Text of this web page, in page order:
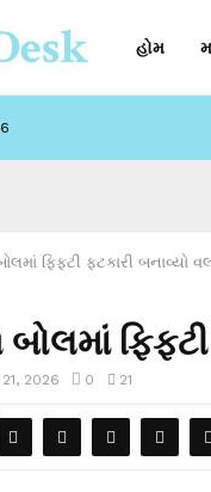
હોમ
ફિફ્ટી ફટકારી બનાવ્યો
ફિફ્ટી
2026 0 21